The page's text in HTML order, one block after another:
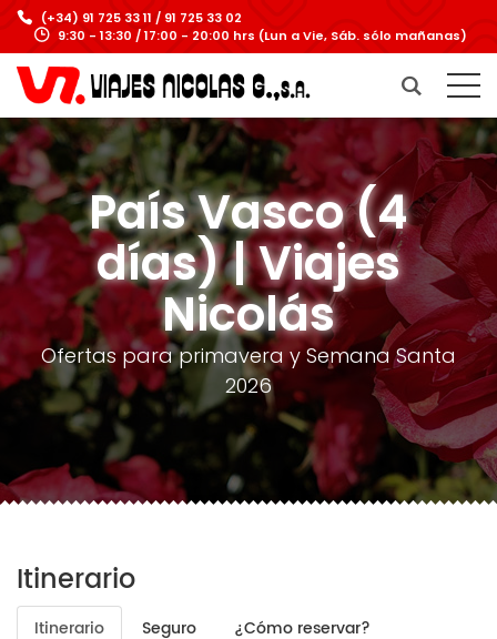
(+34) 91 725 33 11 / 91 725 33 02
9:30 - 13:30 / 17:00 - 20:00 hrs (Lun a Vie, Sáb. sólo mañanas)
País Vasco (4
días) | Viajes
Nicolás
Ofertas para primavera y Semana Santa
2026
Itinerario
Itinerario Seguro ¿Cómo reservar?